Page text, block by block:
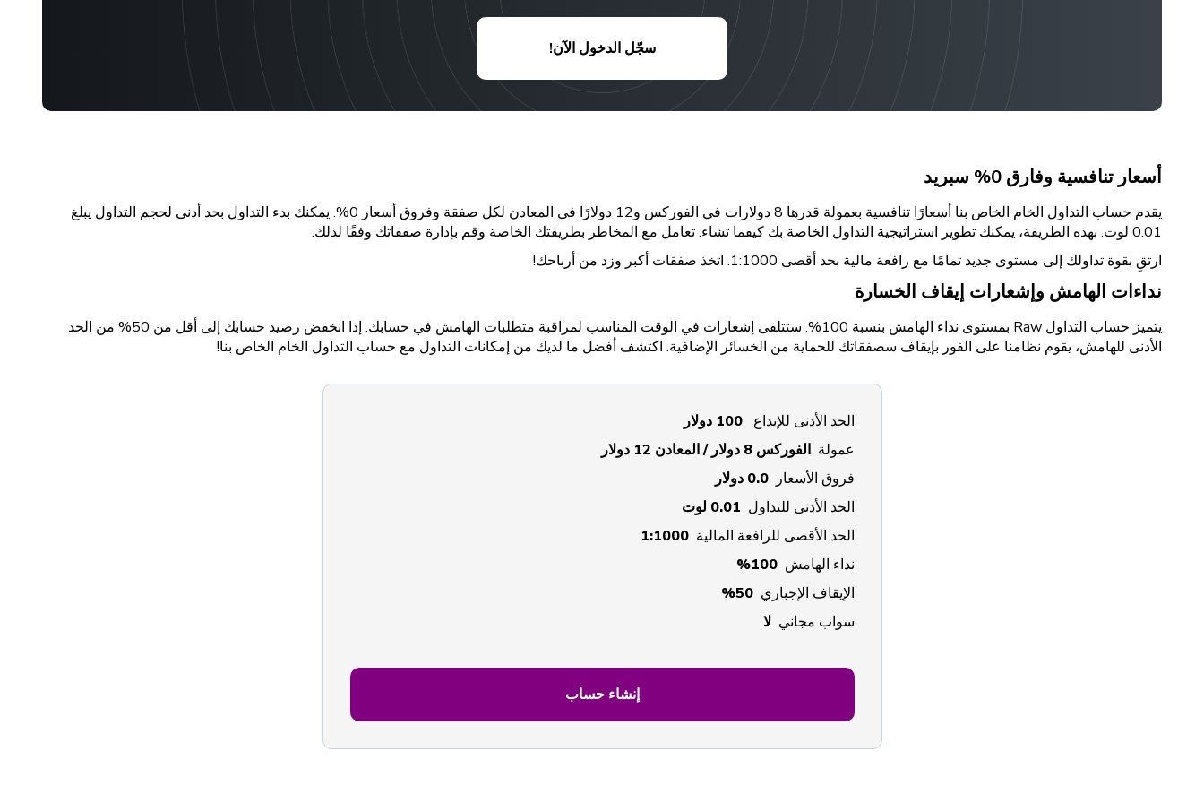
سجّل الدخول الآن!
أسعار تنافسية وفارق 0% سبريد
يقدم حساب التداول الخام الخاص بنا أسعارًا تنافسية بعمولة قدرها 8 دولارات في الفوركس و12 دولارًا في المعادن لكل صفقة وفروق أسعار 0%. يمكنك بدء التداول بحد أدنى لحجم التداول يبلغ
0.01 لوت. بهذه الطريقة، يمكنك تطوير استراتيجية التداول الخاصة بك كيفما تشاء. تعامل مع المخاطر بطريقتك الخاصة وقم بإدارة صفقاتك وفقًا لذلك.
ارتقِ بقوة تداولك إلى مستوى جديد تمامًا مع رافعة مالية بحد أقصى 1:1000. اتخذ صفقات أكبر وزد من أرباحك!
نداءات الهامش وإشعارات إيقاف الخسارة
يتميز حساب التداول Raw بمستوى نداء الهامش بنسبة 100%. ستتلقى إشعارات في الوقت المناسب لمراقبة متطلبات الهامش في حسابك. إذا انخفض رصيد حسابك إلى أقل من 50% من الحد
الأدنى للهامش، يقوم نظامنا على الفور بإيقاف سصفقاتك للحماية من الخسائر الإضافية. اكتشف أفضل ما لديك من إمكانات التداول مع حساب التداول الخام الخاص بنا!
الحد الأدنى للإيداع 100 دولار
عمولةالفوركس 8 دولار / المعادن 12 دولار
فروق الأسعار0.0 دولار
الحد الأدنى للتداول 0.01 لوت
الحد الأقصى للرافعة المالية1:1000
نداء الهامش100%
الإيقاف الإجباري50%
سواب مجانيلا
إنشاء حساب